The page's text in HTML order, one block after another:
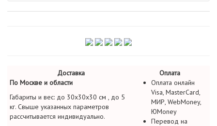
Доставка
Оплата
По Москве и области
Габариты и вес: до 30х30х30 см , до 5
кг. Свыше указанных параметров
рассчитывается индивидуально.
Оплата онлайн
Visa, MasterCard,
МИР, WebMoney,
ЮMoney
Перевод на